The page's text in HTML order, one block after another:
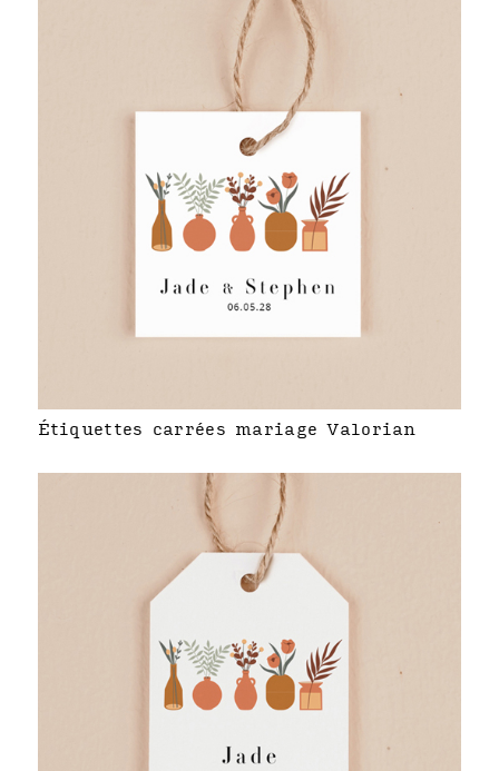
Étiquettes carrées mariage Valorian